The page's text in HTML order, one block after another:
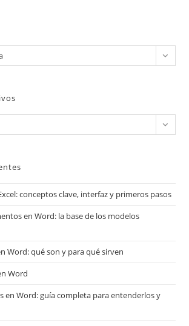
conceptos clave, interfaz y primeros pasos
en Word: la base de los modelos
Word: qué son y para qué sirven
Word
en Word: guía completa para entenderlos y